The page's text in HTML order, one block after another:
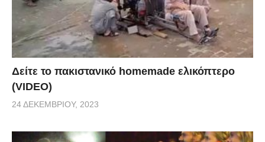
Δείτε το πακιστανικό homemade ελικόπτερο
(VIDEO)
24 ΔΕΚΕΜΒΡΊΟΥ, 2023